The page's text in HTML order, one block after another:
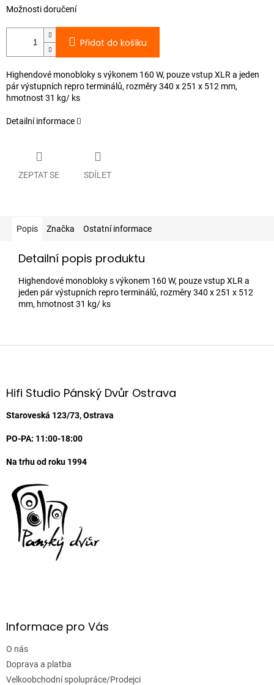
Možnosti doručení
Přidat do košíku
Highendové monobloky s výkonem 160 W, pouze vstup XLR a jeden
pár výstupních repro terminálů, rozměry 340 x 251 x 512 mm,
hmotnost 31 kg/ ks
Detailní informace
ZEPTAT SE SDÍLET
Popis Značka Ostatní informace
Detailní popis produktu
Highendové monobloky s výkonem 160 W, pouze vstup XLR a
jeden pár výstupních repro terminálů, rozměry 340 x 251 x 512
mm, hmotnost 31 kg/ ks
Z
aHifi Studio Pánský Dvůr Ostrava
Staroveská 123/73, Ostrava
PO-PA: 11:00-18:00
Na trhu od roku 1994
Informace pro Vás
O nás
Doprava a platba
Velkoobchodní spolupráce/Prodejci